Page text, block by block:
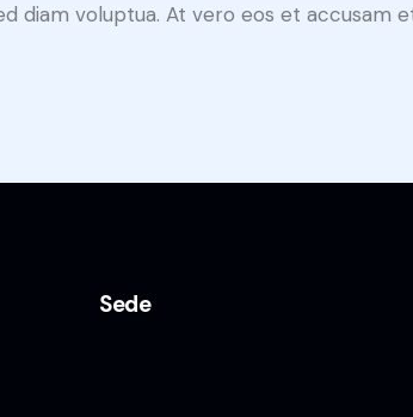
diam voluptua. At vero eos et accusam
Sede